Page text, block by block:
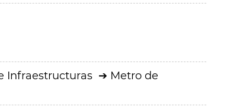
Infraestructuras
Metro de